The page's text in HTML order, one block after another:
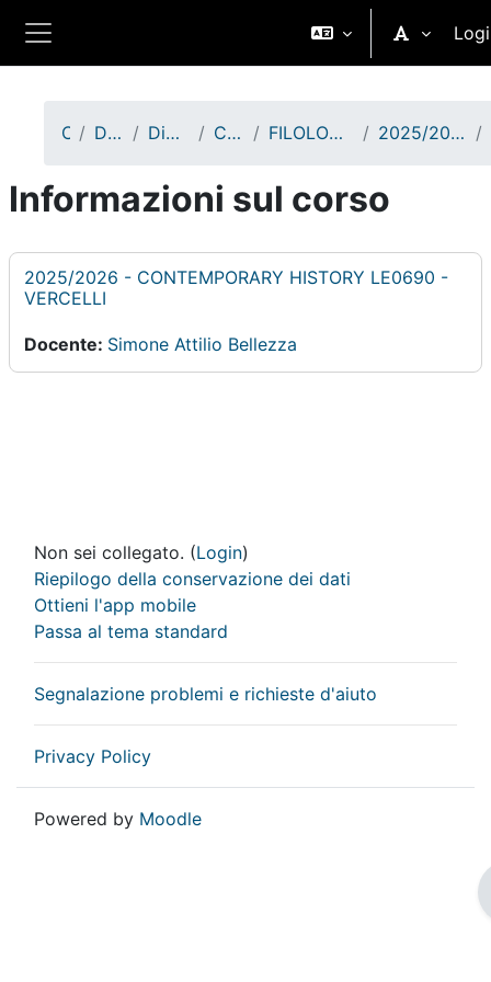
Pannello laterale
Corsi Didattica A.A. 2025/2026 Dipartimento di Studi Umanistici Corsi di Laurea Magistrale FILOLOGIA E PATRIMONIO CULTURALE - VERCELLI - I anno 2025/2026 - CONTEMPORARY HISTORY LE0690 - VERCELLI
Informazioni sul corso
2025/2026 - CONTEMPORARY HISTORY LE0690 -
VERCELLI
Docente: Simone Attilio Bellezza
Non sei collegato. (Login)
Riepilogo della conservazione dei dati
Ottieni l'app mobile
Passa al tema standard
Segnalazione problemi e richieste d'aiuto
Privacy Policy
Powered by Moodle